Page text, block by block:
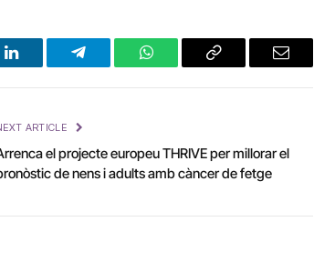
LinkedIn Telegram WhatsAppCopy
Email
ARTICLE
el projecte europeu THRIVE per millorar el
de nens i adults amb càncer de fetge